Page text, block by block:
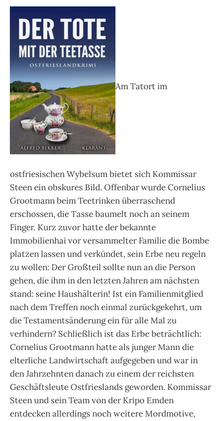
Am Tatort im
ostfriesischen Wybelsum bietet sich Kommissar
Steen ein obskures Bild. Offenbar wurde Cornelius
Grootmann beim Teetrinken überraschend
erschossen, die Tasse baumelt noch an seinem
Finger. Kurz zuvor hatte der bekannte
Immobilienhai vor versammelter Familie die Bombe
platzen lassen und verkündet, sein Erbe neu regeln
zu wollen: Der Großteil sollte nun an die Person
gehen, die ihm in den letzten Jahren am nächsten
stand: seine Haushälterin! Ist ein Familienmitglied
nach dem Treffen noch einmal zurückgekehrt, um
die Testamentsänderung ein für alle Mal zu
verhindern? Schließlich ist das Erbe beträchtlich:
Cornelius Grootmann hatte als junger Mann die
elterliche Landwirtschaft aufgegeben und war in
den Jahrzehnten danach zu einem der reichsten
Geschäftsleute Ostfrieslands geworden. Kommissar
Steen und sein Team von der Kripo Emden
entdecken allerdings noch weitere Mordmotive,